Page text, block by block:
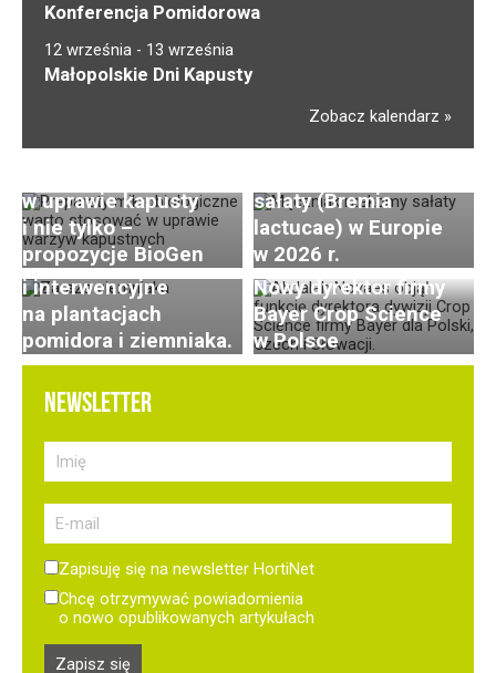
Konferencja Pomidorowa
12 września - 13 września
Małopolskie Dni Kapusty
Zobacz kalendarz
w uprawie kapusty
i nie tylko –
propozycje BioGen
Brak nowych ras
sałaty (Bremia
lactucae) w Europie
w 2026 r.
Zaraza ziemniaka
w natarciu. Konieczne
zabiegi profilaktyczne
i interwencyjne
na plantacjach
pomidora i ziemniaka.
Nowy dyrektor firmy
Bayer Crop Science
w Polsce
NEWSLETTER
Zapisuję się na newsletter HortiNet
Chcę otrzymywać powiadomienia
o nowo opublikowanych artykułach